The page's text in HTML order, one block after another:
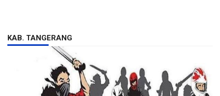
KAB. TANGERANG